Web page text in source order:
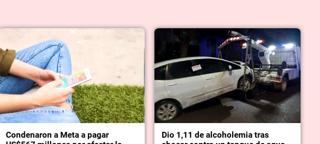
Condenaron a Meta a pagar
Dio 1,11 de alcoholemia tras